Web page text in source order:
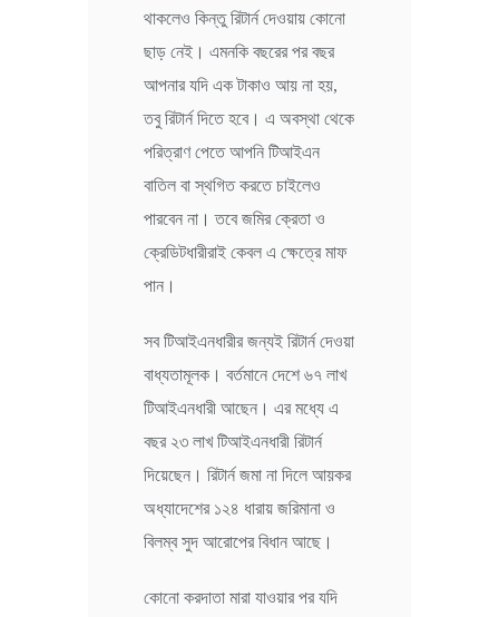
থাকলেও কিন্তু রিটার্ন দেওয়ায় কোনো
ছাড় নেই। এমনকি বছরের পর বছর
আপনার যদি এক টাকাও আয় না হয়,
তবু রিটার্ন দিতে হবে। এ অবস্থা থেকে
পরিত্রাণ পেতে আপনি টিআইএন
বাতিল বা স্থগিত করতে চাইলেও
পারবেন না। তবে জমির ক্রেতা ও
ক্রেডিটধারীরাই কেবল এ ক্ষেত্রে মাফ
পান।
সব টিআইএনধারীর জন্যই রিটার্ন দেওয়া
বাধ্যতামূলক। বর্তমানে দেশে ৬৭ লাখ
টিআইএনধারী আছেন। এর মধ্যে এ
বছর ২৩ লাখ টিআইএনধারী রিটার্ন
দিয়েছেন। রিটার্ন জমা না দিলে আয়কর
অধ্যাদেশের ১২৪ ধারায় জরিমানা ও
বিলম্ব সুদ আরোপের বিধান আছে।
কোনো করদাতা মারা যাওয়ার পর যদি